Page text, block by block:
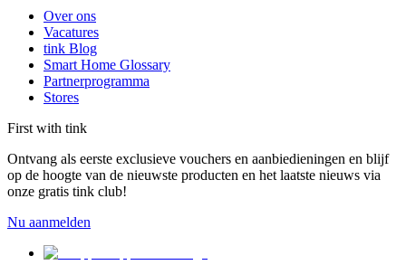
Over ons
Vacatures
tink Blog
Smart Home Glossary
Partnerprogramma
Stores
First with tink
Ontvang als eerste exclusieve vouchers en aanbiedieningen en blijf
op de hoogte van de nieuwste producten en het laatste nieuws via
onze gratis tink club!
Nu aanmelden